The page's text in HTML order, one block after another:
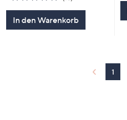
von
5
In den Warenkorb
1